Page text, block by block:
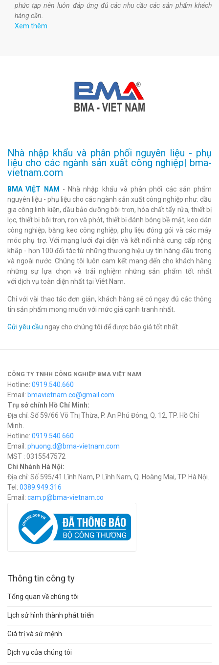
phức tạp nên luôn đáp ứng đủ các nhu cầu các sản phẩm khách
hàng cần.
Xem thêm
Nhà nhập khẩu và phân phối nguyên liệu - phụ
liệu cho các ngành sản xuất công nghiệp| bma-
vietnam.com
BMA VIỆT NAM
- Nhà nhập khẩu và phân phối các sản phẩm
nguyên liệu - phụ liệu cho các ngành sản xuất công nghiệp như: dầu
gia công linh kiện, dầu bảo dưỡng bôi trơn, hóa chất tẩy rửa, thiết bị
lọc, thiết bị bôi trơn, ron và phớt, thiết bị đánh bóng bề mặt, keo dán
công nghiệp, băng keo công nghiệp, phụ liệu đóng gói và các máy
móc phụ trợ. Với mạng lưới đại diện và kết nối nhà cung cấp rộng
khắp - hơn 100 đối tác từ những thương hiệu uy tín hàng đầu trong
và ngoài nước. Chúng tôi luôn cam kết mang đến cho khách hàng
những sự lựa chọn và trải nghiệm những sản phẩm tốt nhất
với dịch vụ toàn diện nhất tại Viêt Nam.
Chỉ với vài thao tác đơn giản, khách hàng sẽ có ngay đủ các thông
tin sản phẩm mong muốn với mức giá cạnh tranh nhất.
Gửi yêu cầu ngay cho chúng tôi để được báo giá tốt nhất.
CÔNG TY TNHH CÔNG NGHIỆP BMA VIỆT NAM
Hotline: 0919.540.660
Email: bmavietnam.co@gmail.com
Trụ sở chính Hồ Chí Minh:
Địa chỉ: Số 59/66 Võ Thị Thừa, P. An Phú Đông, Q. 12, TP. Hồ Chí
Minh.
Hotline: 0919.540.660
Email: phuong.d@bma-vietnam.com
MST : 0315547572
Chi Nhánh Hà Nội:
Địa chỉ: Số 595/41 Lĩnh Nam, P. Lĩnh Nam, Q. Hoàng Mai, TP. Hà Nội.
Tel: 0389.949.316
Email: cam.p@bma-vietnam.co
Thông tin công ty
Tổng quan về chúng tôi
Lịch sử hình thành phát triển
Giá trị và sứ mệnh
Dịch vụ của chúng tôi